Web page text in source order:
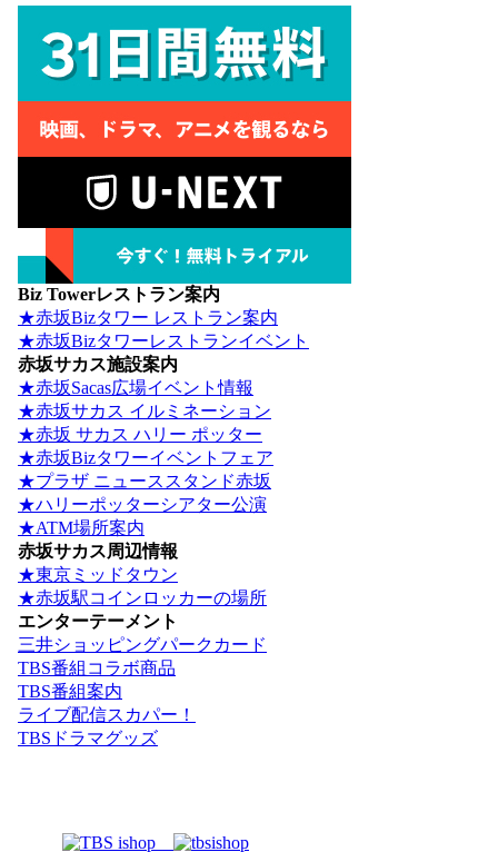
Biz Towerレストラン案内
★赤坂Bizタワー レストラン案内
★赤坂Bizタワーレストランイベント
赤坂サカス施設案内
★赤坂Sacas広場イベント情報
★赤坂サカス イルミネーション
★赤坂 サカス ハリー ポッター
★赤坂Bizタワーイベントフェア
★プラザ ニューススタンド赤坂
★ハリーポッターシアター公演
★ATM場所案内
赤坂サカス周辺情報
★東京ミッドタウン
★赤坂駅コインロッカーの場所
エンターテーメント
三井ショッピングパークカード
TBS番組コラボ商品
TBS番組案内
ライブ配信スカパー！
TBSドラマグッズ